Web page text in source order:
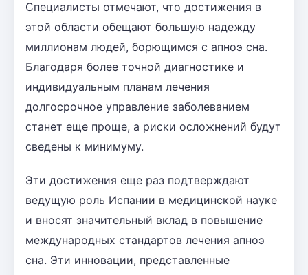
Специалисты отмечают, что достижения в
этой области обещают большую надежду
миллионам людей, борющимся с апноэ сна.
Благодаря более точной диагностике и
индивидуальным планам лечения
долгосрочное управление заболеванием
станет еще проще, а риски осложнений будут
сведены к минимуму.
Эти достижения еще раз подтверждают
ведущую роль Испании в медицинской науке
и вносят значительный вклад в повышение
международных стандартов лечения апноэ
сна. Эти инновации, представленные